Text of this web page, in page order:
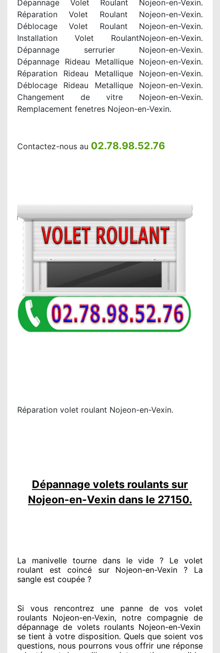
Dépannage Volet Roulant Nojeon-en-Vexin.
Réparation Volet Roulant Nojeon-en-Vexin.
Déblocage Volet Roulant Nojeon-en-Vexin.
Installation Volet RoulantNojeon-en-Vexin.
Dépannage serrurier Nojeon-en-Vexin.
Dépannage Rideau Metallique Nojeon-en-Vexin.
Réparation Rideau Metallique Nojeon-en-Vexin.
Déblocage Rideau Metallique Nojeon-en-Vexin.
Changement de vitre Nojeon-en-Vexin.
Remplacement fenetres Nojeon-en-Vexin.
Contactez-nous au 02.78.98.52.76
Réparation volet roulant Nojeon-en-Vexin.
Dépannage volets roulants sur
Nojeon-en-Vexin dans le 27150.
La manivelle tourne dans le vide ? Le volet
roulant est coincésur Nojeon-en-Vexin ? La
sangle est coupée ?
Si vous rencontrez une panne de vos volet
roulants Nojeon-en-Vexin, notre compagnie de
dépannage de volets roulants Nojeon-en-Vexin
se tient à votre disposition. Quels que soient vos
questions, nous pourrons vous offrir une réponse